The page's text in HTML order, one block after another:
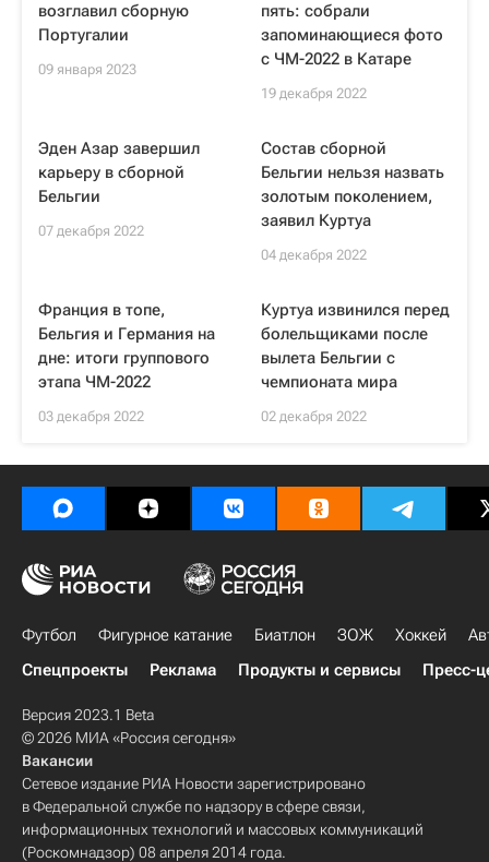
возглавил сборную
Португалии
09 января 2023
пять: собрали
запоминающиеся фото
с ЧМ-2022 в Катаре
19 декабря 2022
Эден Азар завершил
карьеру в сборной
Бельгии
07 декабря 2022
Состав сборной
Бельгии нельзя назвать
золотым поколением,
заявил Куртуа
04 декабря 2022
Франция в топе,
Бельгия и Германия на
дне: итоги группового
этапа ЧМ-2022
03 декабря 2022
Куртуа извинился перед
болельщиками после
вылета Бельгии с
чемпионата мира
02 декабря 2022
Футбол Фигурное катание Биатлон ЗОЖ Хоккей
Спецпроекты
Реклама Продукты и сервисы Пресс-
Версия 2023.1 Beta
© 2026 МИА «Россия сегодня»
Вакансии
Сетевое издание РИА Новости зарегистрировано
в Федеральной службе по надзору в сфере связи,
информационных технологий и массовых коммуникаций
(Роскомнадзор) 08 апреля 2014 года.